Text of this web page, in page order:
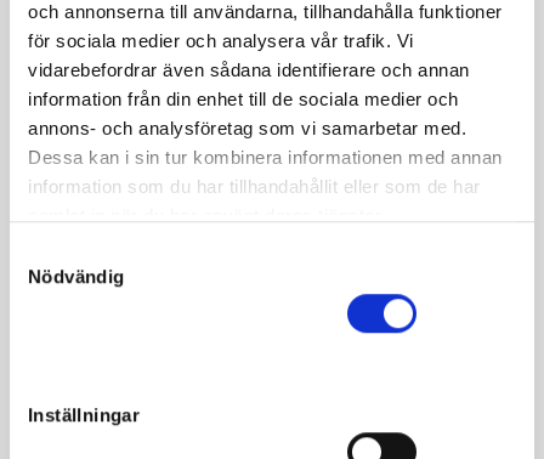
och annonserna till användarna, tillhandahålla funktioner
för sociala medier och analysera vår trafik. Vi
vidarebefordrar även sådana identifierare och annan
information från din enhet till de sociala medier och
annons- och analysföretag som vi samarbetar med.
Dessa kan i sin tur kombinera informationen med annan
information som du har tillhandahållit eller som de har
Nödvändig
Inställningar
Maffias fem första avkommor har samtliga vunnit lopp.
Treåriga helsystern till Holdup, F.B.I, har hävdat sig mot
kulltopparna och har klassiska ambitioner under året.
Maffiavann själv åtta lopp och satte rekordet 1.12,1 på
Solvalla. Hon är syster med dubbelmiljonären Junction
och hennes mor Heavy Connection är syster med tre
Lägg till att systern Chili Bowl har lämnat avelshingsten
Giant Chill och dollarmiljonären Muscles Marinara! Från
samma möderne kommer dollarmiljonärer som
miljon kronor.